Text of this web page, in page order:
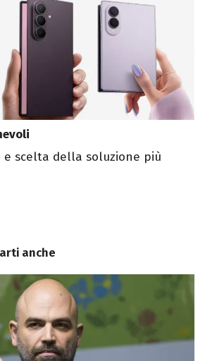
e scelta della soluzione più
anche